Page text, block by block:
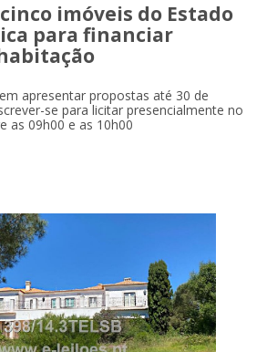
imóveis do Estado
para financiar
apresentar propostas até 30 de
se para licitar presencialmente no
as 09h00 e as 10h00